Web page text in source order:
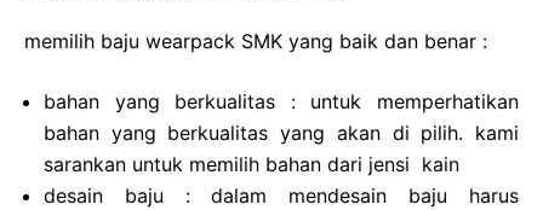
memilih baju wearpack SMK yang baik dan benar :
bahan yang berkualitas : untuk memperhatikan
bahan yang berkualitas yang akan di pilih. kami
sarankan untuk memilih bahan dari jensi kain
desain baju : dalam mendesain baju harus